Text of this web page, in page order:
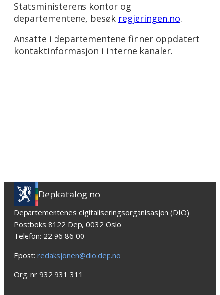
Statsministerens kontor og
departementene, besøk regjeringen.no.
Ansatte i departementene finner oppdatert
kontaktinformasjon i interne kanaler.
Depkatalog.no
Departementenes digitaliseringsorganisasjon (DIO)
Postboks 8122 Dep, 0032 Oslo
Telefon: 22 96 86 00
Epost: redaksjonen@dio.dep.no
Org. nr 932 931 311